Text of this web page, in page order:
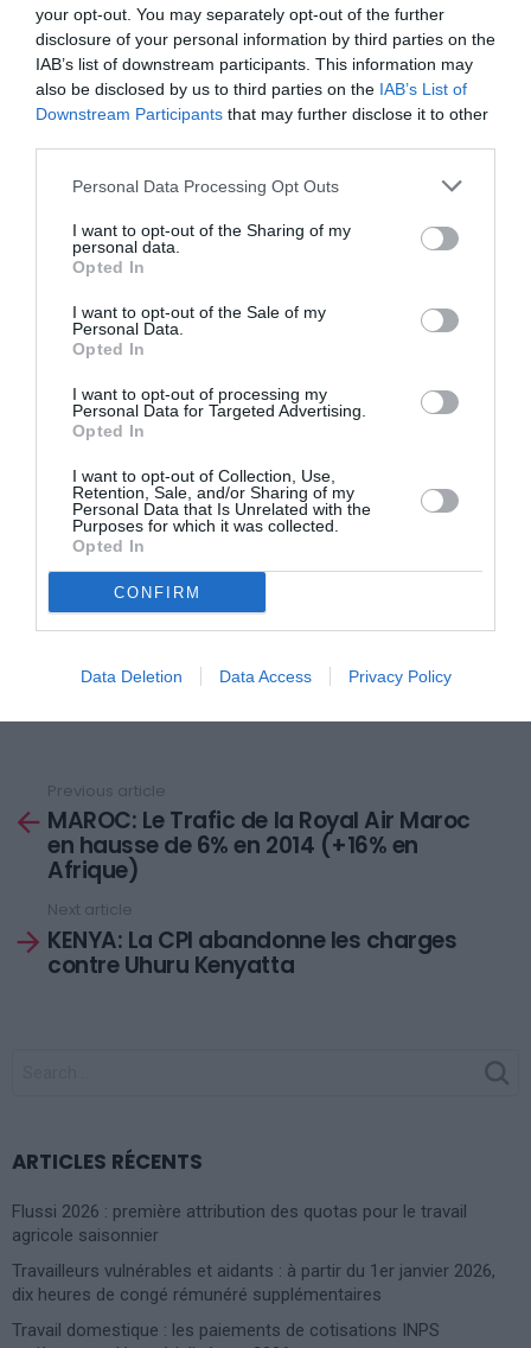
your opt-out. You may separately opt-out of the further
disclosure of your personal information by third parties on the
IAB’s list of downstream participants. This information may
also be disclosed by us to third parties on the IAB’s List of
Downstream Participants that may further disclose it to other
Personal Data Processing Opt Outs
I want to opt-out of the Sharing of my
personal data.
Opted In
I want to opt-out of the Sale of my
Personal Data.
Opted In
I want to opt-out of processing my
Personal Data for Targeted Advertising.
Opted In
I want to opt-out of Collection, Use,
Retention, Sale, and/or Sharing of my
Personal Data that Is Unrelated with the
Purposes for which it was collected.
Opted In
CONFIRM
Data Deletion Data Access Privacy Policy
télévision. Il était un peu plus de 23h quand il a
annoncé le décès de Nelson Mandela.
Dans les heures qui ont suivi, des foules de Sud-
Africains se sont réunis devant la maison de Madiba à
Houghten, un quartier chic de Johannesburg. Réunis
également devant sa première maison, à Soweto,
bastion de la lutte anti-apartheid.
Heures après heures, des centaines de fleurs, de
message ont été déposés, et des milliers
d’anonymes sont venus lui rendre un dernier
hommage. Jusqu’aux plus grands chefs d’Etat.
Un an après, le pays entretient sa mémoire. Peu avant
10h ce matin, avant une cérémonie officielle, les Sud-
Africains sont appelé à observer six minutes et sept
secondes de bruit. Cloches et sirènes, vuvuzelas, une
corne typiquement sud-africaine. Six minutes et sept
secondes pour marquer les 67 ans de militantisme et
more
Previous article
MAROC: Le Trafic de la Royal Air Maroc
en hausse de 6% en 2014 (+16% en
Afrique)
Next article
KENYA: La CPI abandonne les charges
contre Uhuru Kenyatta
ARTICLES RÉCENTS
Flussi 2026 : première attribution des quotas pour le travail
agricole saisonnier
Travailleurs vulnérables et aidants : à partir du 1er janvier 2026,
dix heures de congé rémunéré supplémentaires
Travail domestique : les paiements de cotisations INPS